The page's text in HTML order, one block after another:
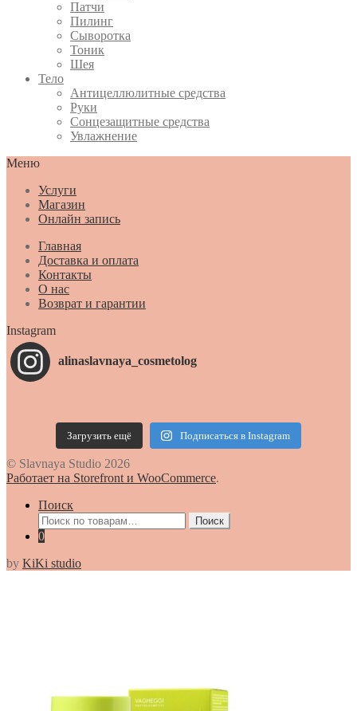
Патчи
Пилинг
Сыворотка
Тоник
Шея
Тело
Антицеллюлитные средства
Руки
Сонцезащитные средства
Увлажнение
Меню
Услуги
Магазин
Онлайн запись
Главная
Доставка и оплата
Контакты
О нас
Возврат и гарантии
Instagram
alinaslavnaya_cosmetolog
Загрузить ещё Подписаться в Instagram
© Slavnaya Studio 2026
Работает на Storefront и WooCommerce.
Поиск
Искать:
Поиск
0
by KiKi studio